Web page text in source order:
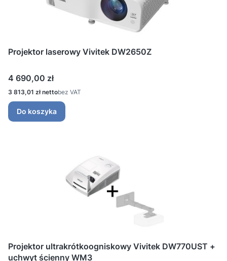
Projektor laserowy Vivitek DW2650Z
Cena
4 690,00 zł
Cena
3 813,01 zł bez VAT
Do koszyka
Projektor ultrakrótkoogniskowy Vivitek DW770UST +
uchwyt ścienny WM3